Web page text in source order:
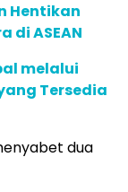
Hentikan
di ASEAN
melalui
Tersedia
dua